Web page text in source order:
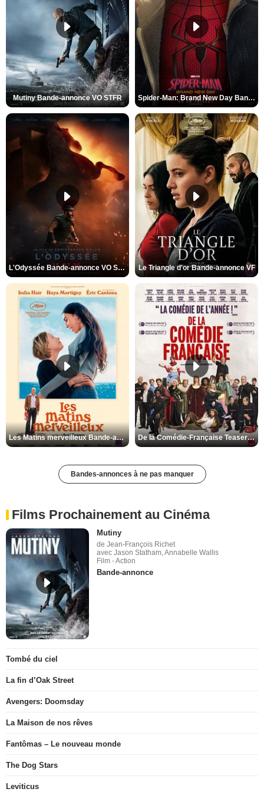
Mutiny Bande-annonce VO STFR Spider-Man: Brand New Day Bande-annonce VO STFR
L'Odyssée Bande-annonce VO STFR Le Triangle d'or Bande-annonce VF
Les Matins merveilleux Bande-annonce VF De la Comédie-Française Teaser VF
Bandes-annonces à ne pas manquer
Films Prochainement au Cinéma
Mutiny
de Jean-François Richet
avec Jason Statham, Annabelle Wallis
Film - Action
Bande-annonce
Tombé du ciel
La fin d’Oak Street
Avengers: Doomsday
La Maison de nos rêves
Fantômas – Le nouveau monde
The Dog Stars
Leviticus